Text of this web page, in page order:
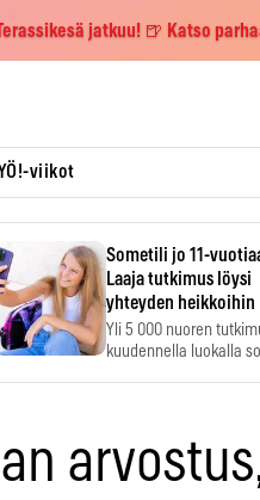
jatkuu! 🍺 Katso
viikot
Sometili jo 11-
Laaja tutkimus löysi
yhteyden heikkoihin
Yli 5 000 nuoren
kuudennella luokalla